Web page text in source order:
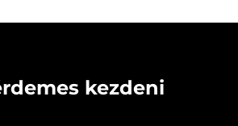
kezdeni